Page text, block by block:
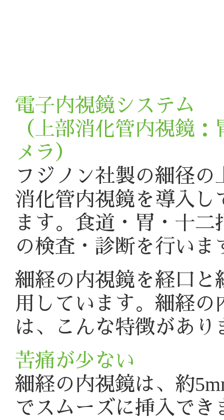
電子内視鏡システム
（上部消化管内視鏡：
メラ）
フジノン社製の細径の
消化管内視鏡を導入し
ます。食道・胃・十二
の検査・診断を行いま
細経の内視鏡を経口と
用しています。細経の
は、こんな特徴があり
苦痛が少ない
細経の内視鏡は、約
でスムーズに挿入でき